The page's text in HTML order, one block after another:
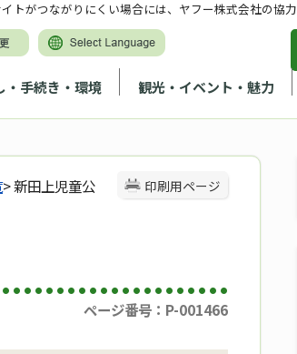
・手続き・環境 観光・イベント・魅力
トがつながりにくい場合には、ヤフー株式会社の協
印刷用ページ
> 新田上児童公
ページ番号：P-001466